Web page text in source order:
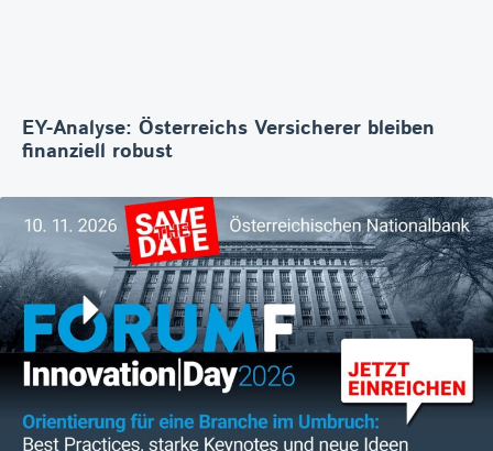
EY-Analyse: Österreichs Versicherer bleiben
finanziell robust